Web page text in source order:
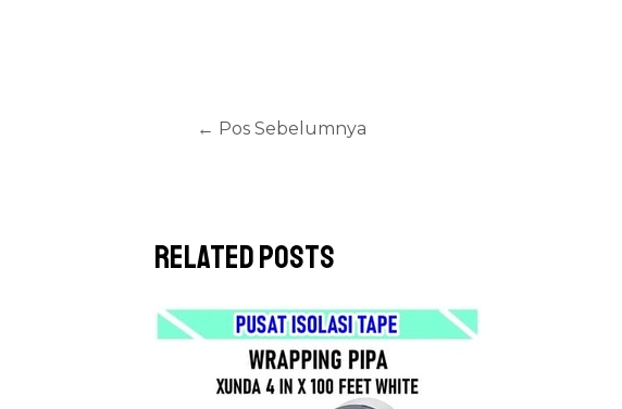
← Pos Sebelumnya
Related Posts